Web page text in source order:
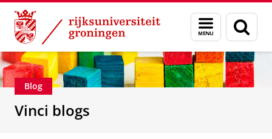
Skip
Content
Skip
Navigation
Menu
en
zoeken
Department of Innovation Management &
Blog
Vinci blogs